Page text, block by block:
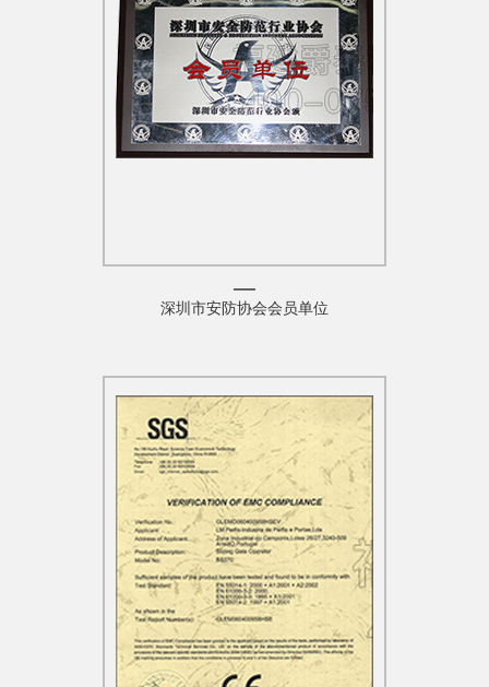
深圳市安防协会会员单位